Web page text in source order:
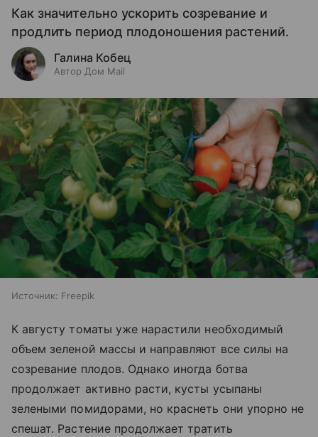
Как значительно ускорить созревание и
продлить период плодоношения растений.
Галина Кобец
Автор Дом Mail
Источник: Freepik
К августу томаты уже нарастили необходимый
объем зеленой массы и направляют все силы на
созревание плодов. Однако иногда ботва
продолжает активно расти, кусты усыпаны
зелеными помидорами, но краснеть они упорно не
спешат. Растение продолжает тратить